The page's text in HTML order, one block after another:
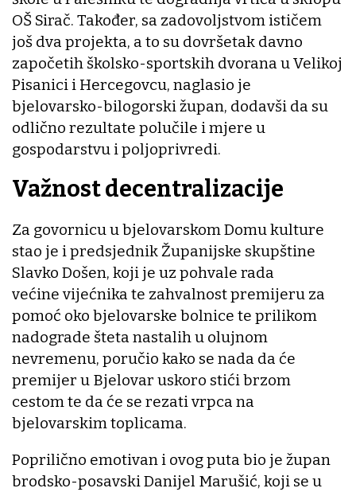
OŠ Sirač. Također, sa zadovoljstvom ističem
još dva projekta, a to su dovršetak davno
započetih školsko-sportskih dvorana u Velikoj
Pisanici i Hercegovcu, naglasio je
bjelovarsko-bilogorski župan, dodavši da su
odlično rezultate polučile i mjere u
gospodarstvu i poljoprivredi.
Važnost decentralizacije
Za govornicu u bjelovarskom Domu kulture
stao je i predsjednik Županijske skupštine
Slavko Došen, koji je uz pohvale rada
većine vijećnika te zahvalnost premijeru za
pomoć oko bjelovarske bolnice te prilikom
nadograde šteta nastalih u olujnom
nevremenu, poručio kako se nada da će
premijer u Bjelovar uskoro stići brzom
cestom te da će se rezati vrpca na
bjelovarskim toplicama.
Poprilično emotivan i ovog puta bio je župan
brodsko-posavski Danijel Marušić, koji se u